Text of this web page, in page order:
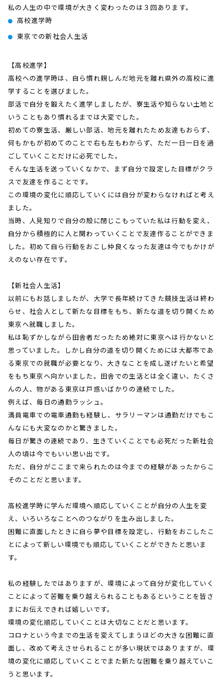
私の人生の中で環境が大きく変わったのは３回あります。
高校進学時
東京での新社会人生活
【高校進学】
高校への進学時は、自ら慣れ親しんだ地元を離れ県外の高校に進
学することを選びました。
部活で自分を鍛えたく進学しましたが、寮生活や知らない土地と
いうこともあり慣れるまでは大変でした。
初めての寮生活、厳しい部活、地元を離れたため友達もおらず、
何もかもが初めてのことで右も左もわからず、ただ一日一日を過
ごしていくことだけに必死でした。
そんな生活を送っていくなかで、まず自分で設定した目標がクラ
スで友達を作ることです。
この環境の変化に順応していくには自分が変わらなければと考え
ました。
当時、人見知りで自分の殻に閉じこもっていた私は行動を変え、
自分から積極的に人と関わっていくことで友達作ることができま
した。初めて自ら行動をおこし仲良くなった友達は今でもかけが
えのない存在です。
【新社会人生活】
以前にもお話しましたが、大学で長年続けてきた競技生活は終わ
らせ、社会人として新たな目標をもち、新たな道を切り開くため
東京へ就職しました。
私は恥ずかしながら田舎者だったため絶対に東京へは行かないと
思っていました。しかし自分の道を切り開くためには大都市であ
る東京での就職が必要となり、大きなことを成し遂げたいと希望
をもち東京へ向かいました。田舎での生活とは全く違い、たくさ
んの人、物がある東京は戸惑いばかりの連続でした。
例えば、毎日の通勤ラッシュ。
満員電車での電車通勤も経験し、サラリーマンは通勤だけでもこ
んなにも大変なのかと驚きました。
毎日が驚きの連続であり、生きていくことでも必死だった新社会
人の頃は今でもいい思い出です。
ただ、自分がここまで来られたのは今までの経験があったからこ
そのことだと思います。
高校進学時に学んだ環境へ順応していくことが自分の人生を変
え、いろいろなことへのつながりを生み出しました。
困難に直面したときに自ら夢や目標を設定し、行動をおこしたこ
とによって新しい環境でも順応していくことができたと思いま
す。
私の経験したではありますが、環境によって自分が変化していく
ことによって苦難を乗り越えられることもあるということを皆さ
まにお伝えできれば嬉しいです。
環境の変化順応していくことは大切なことだと思います。
コロナという今までの生活を変えてしまうほどの大きな困難に直
面し、改めて考えさせられることが多い現状ではありますが、環
境の変化に順応していくことでまた新たな困難を乗り越えていこ
うと思います。